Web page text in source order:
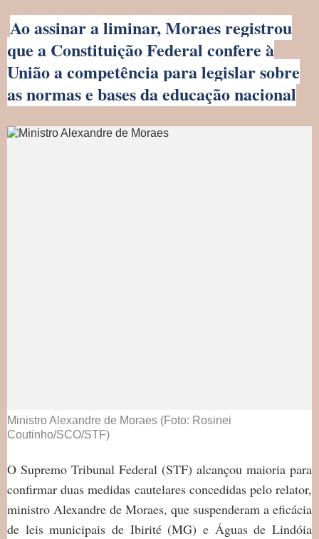
Ao assinar a liminar, Moraes registrou
que a Constituição Federal confere à
União a competência para legislar sobre
as normas e bases da educação nacional
Ministro Alexandre de Moraes (Foto: Rosinei
Coutinho/SCO/STF)
O Supremo Tribunal Federal (STF) alcançou maioria para
confirmar duas medidas cautelares concedidas pelo relator,
ministro Alexandre de Moraes, que suspenderam a eficácia
de leis municipais de Ibirité (MG) e Águas de Lindóia